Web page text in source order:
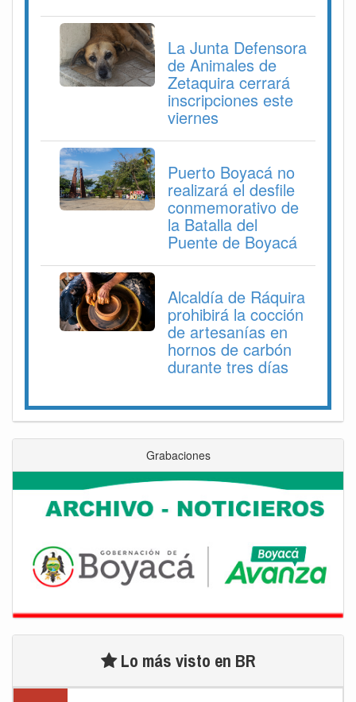
La Junta Defensora
de Animales de
Zetaquira cerrará
inscripciones este
viernes
Puerto Boyacá no
realizará el desfile
conmemorativo de
la Batalla del
Puente de Boyacá
Alcaldía de Ráquira
prohibirá la cocción
de artesanías en
hornos de carbón
durante tres días
Grabaciones
Lo más visto en BR